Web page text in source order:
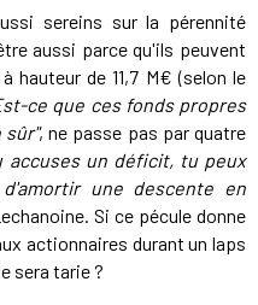
sereins sur la pérennité
aussi parce qu'ils peuvent
hauteur de 11,7 M€ (selon le
ce que ces fonds propres
sûr", ne passe pas par quatre
accuses un déficit, tu peux
une descente en
Si ce pécule donne
actionnaires durant un laps
sera tarie ?